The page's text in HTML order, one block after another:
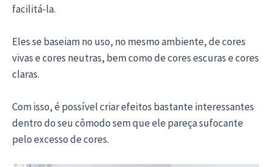
facilitá-la.
Eles se baseiam no uso, no mesmo ambiente, de cores
vivas e cores neutras, bem como de cores escuras e cores
claras.
Com isso, é possível criar efeitos bastante interessantes
dentro do seu cômodo sem que ele pareça sufocante
pelo excesso de cores.